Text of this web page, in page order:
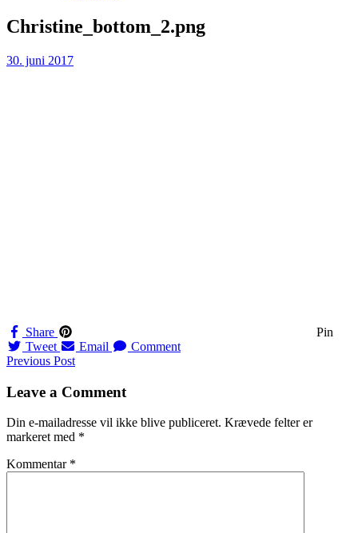
Skip
to
Christine_bottom_2.png
30. juni 2017
Share
Pin
Tweet
Email Comment
Navigation
til
Previous Post
Leave a Comment
Din e-mailadresse vil ikke blive publiceret. Krævede felter er
markeret med *
Kommentar *